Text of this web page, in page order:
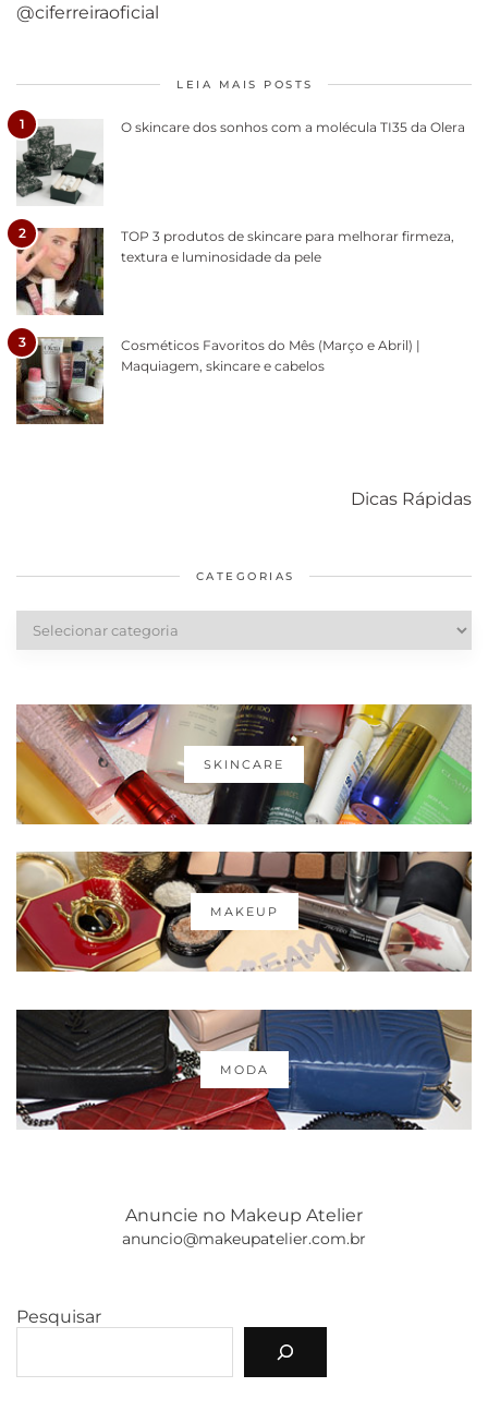
@ciferreiraoficial
LEIA MAIS POSTS
1 O skincare dos sonhos com a molécula TI35 da Olera
2
TOP 3 produtos de skincare para melhorar firmeza,
textura e luminosidade da pele
3
Cosméticos Favoritos do Mês (Março e Abril) |
Maquiagem, skincare e cabelos
Dicas Rápidas
diários
cabelos
CATEGORIAS
SKINCARE
MAKEUP
MODA
Anuncie no Makeup Atelier
anuncio@makeupatelier.com.br
Pesquisar